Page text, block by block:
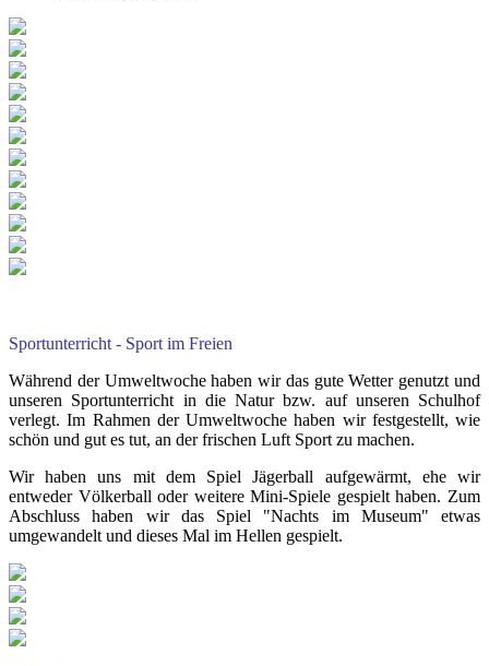
Sportunterricht - Sport im Freien
Während der Umweltwoche haben wir das gute Wetter genutzt und
unseren Sportunterricht in die Natur bzw. auf unseren Schulhof
verlegt. Im Rahmen der Umweltwoche haben wir festgestellt, wie
schön und gut es tut, an der frischen Luft Sport zu machen.
Wir haben uns mit dem Spiel Jägerball aufgewärmt, ehe wir
entweder Völkerball oder weitere Mini-Spiele gespielt haben. Zum
Abschluss haben wir das Spiel "Nachts im Museum" etwas
umgewandelt und dieses Mal im Hellen gespielt.